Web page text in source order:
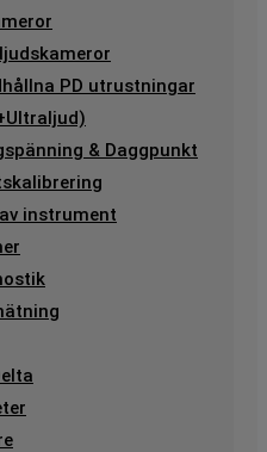
PD utrustningar
& Daggpunkt
instrument